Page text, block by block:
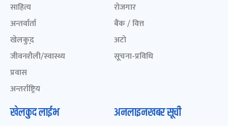
साहित्य
अन्तर्वार्ता
खेलकुद़़
जीवनशैली/स्वास्थ्य
प्रवास
अन्तर्राष्ट्रिय
रोजगार
बैंक / वित्त
अटो
सूचना-प्रविधि
खेलकुद लाईभ अनलाइनखबर सूची